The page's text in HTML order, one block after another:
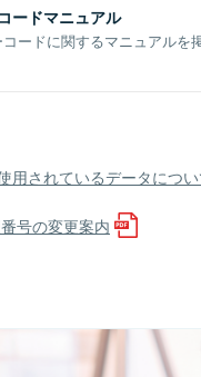
ードマニュアル
ードに関するマニュアルを
用されているデータについ
号の変更案内